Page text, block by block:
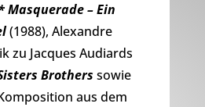
Masquerade – Ein
(1988), Alexandre
zu Jacques Audiards
Brothers sowie
aus dem